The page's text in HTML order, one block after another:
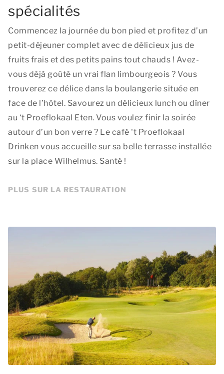
spécialités
Commencez la journée du bon pied et profitez d’un
petit-déjeuner complet avec de délicieux jus de
fruits frais et des petits pains tout chauds ! Avez-
vous déjà goûté un vrai flan limbourgeois ? Vous
trouverez ce délice dans la boulangerie située en
face de l’hôtel. Savourez un délicieux lunch ou dîner
au ‘t Proeflokaal Eten. Vous voulez finir la soirée
autour d’un bon verre ? Le café 't Proeflokaal
Drinken vous accueille sur sa belle terrasse installée
sur la place Wilhelmus. Santé !
PLUS SUR LA RESTAURATION